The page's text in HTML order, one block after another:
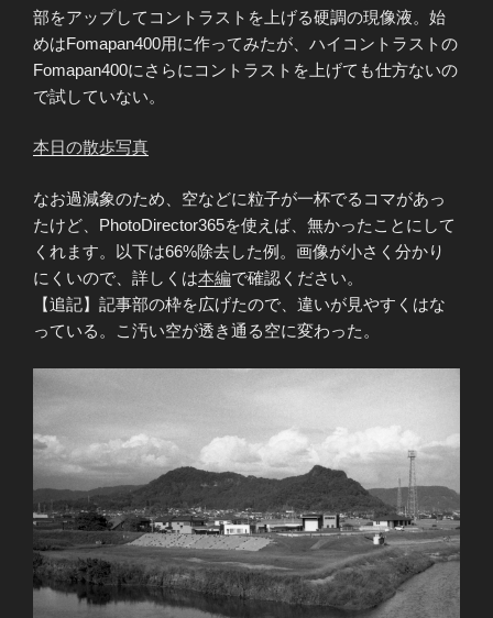
部をアップしてコントラストを上げる硬調の現像液。始
めはFomapan400用に作ってみたが、ハイコントラストの
Fomapan400にさらにコントラストを上げても仕方ないの
で試していない。
本日の散歩写真
なお過減象のため、空などに粒子が一杯でるコマがあっ
たけど、PhotoDirector365を使えば、無かったことにして
くれます。以下は66%除去した例。画像が小さく分かり
にくいので、詳しくは本編で確認ください。
【追記】記事部の枠を広げたので、違いが見やすくはな
っている。こ汚い空が透き通る空に変わった。